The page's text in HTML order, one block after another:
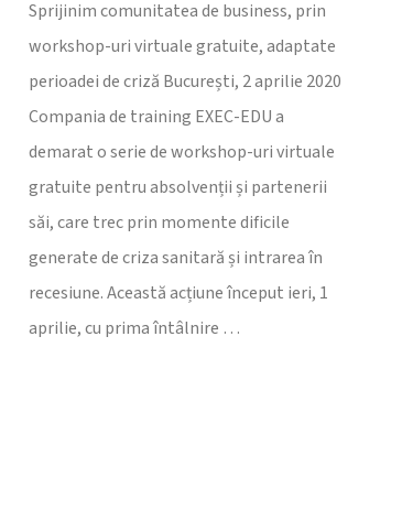
Sprijinim comunitatea de business, prin
workshop-uri virtuale gratuite, adaptate
perioadei de criză București, 2 aprilie 2020
Compania de training EXEC-EDU a
demarat o serie de workshop-uri virtuale
gratuite pentru absolvenții și partenerii
săi, care trec prin momente dificile
generate de criza sanitară și intrarea în
recesiune. Această acțiune început ieri, 1
aprilie, cu prima întâlnire …